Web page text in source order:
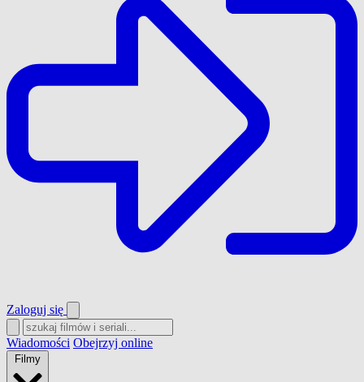
Zaloguj się
Wiadomości Obejrzyj online
Filmy